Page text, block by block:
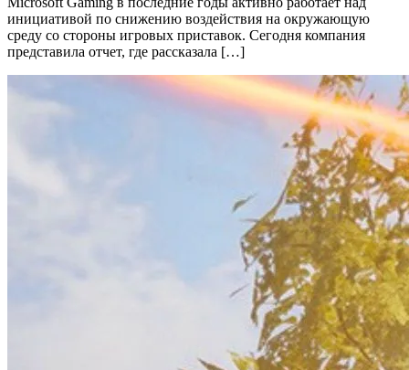
инициативой по снижению воздействия на окружающую
среду со стороны игровых приставок. Сегодня компания
представила отчет, где рассказала […]